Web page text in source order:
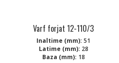
Varf forjat 12-110/3
Inaltime (mm): 51
Latime (mm): 28
Baza (mm): 18